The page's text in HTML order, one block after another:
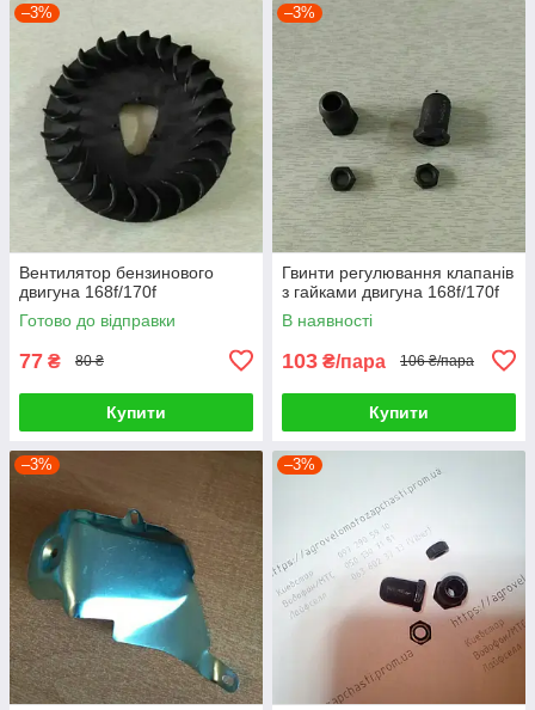
–3%
Вентилятор бензинового
двигуна 168f/170f
Готово до відправки
77 ₴ 80 ₴
Купити
–3%
Гвинти регулювання клапанів
з гайками двигуна 168f/170f
В наявності
103 ₴/пара 106 ₴/пара
Купити
–3% –3%